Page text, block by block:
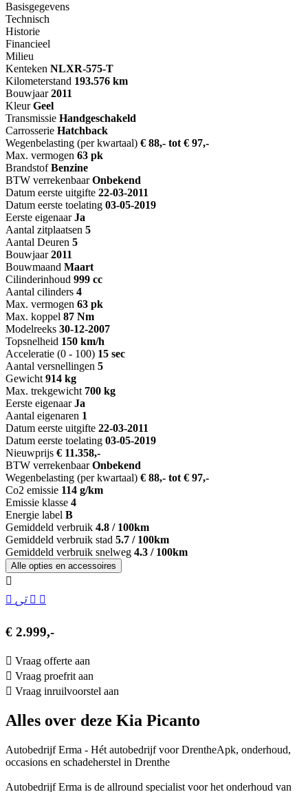
Basisgegevens
Technisch
Historie
Financieel
Milieu
Kenteken NLXR-575-T
Kilometerstand 193.576 km
Bouwjaar 2011
Kleur Geel
Transmissie Handgeschakeld
Carrosserie Hatchback
Wegenbelasting (per kwartaal) € 88,- tot € 97,-
Max. vermogen 63 pk
Brandstof Benzine
BTW verrekenbaar Onbekend
Datum eerste uitgifte 22-03-2011
Datum eerste toelating 03-05-2019
Eerste eigenaar Ja
Aantal zitplaatsen 5
Aantal Deuren 5
Bouwjaar 2011
Bouwmaand Maart
Cilinderinhoud 999 cc
Aantal cilinders 4
Max. vermogen 63 pk
Max. koppel 87 Nm
Modelreeks 30-12-2007
Topsnelheid 150 km/h
Acceleratie (0 - 100) 15 sec
Aantal versnellingen 5
Gewicht 914 kg
Max. trekgewicht 700 kg
Eerste eigenaar Ja
Aantal eigenaren 1
Datum eerste uitgifte 22-03-2011
Datum eerste toelating 03-05-2019
Nieuwprijs € 11.358,-
BTW verrekenbaar Onbekend
Wegenbelasting (per kwartaal) € 88,- tot € 97,-
Co2 emissie 114 g/km
Emissie klasse 4
Energie label B
Gemiddeld verbruik 4.8 / 100km
Gemiddeld verbruik stad 5.7 / 100km
Gemiddeld verbruik snelweg 4.3 / 100km
Alle opties en accessoires
€ 2.999,-
Vraag offerte aan
Vraag proefrit aan
Vraag inruilvoorstel aan
Alles over deze Kia Picanto
Autobedrijf Erma - Hét autobedrijf voor DrentheApk, onderhoud,
occasions en schadeherstel in Drenthe
Autobedrijf Erma is de allround specialist voor het onderhoud van